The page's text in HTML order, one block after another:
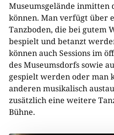
Museumsgelände
können. Man verfügt über
Tanzboden, die bei gutem
bespielt und betanzt
können auch Sessions im
des Museumsdorfs sowie
gespielt werden oder man
anderen musikalisch
zusätzlich eine weitere
Bühne.